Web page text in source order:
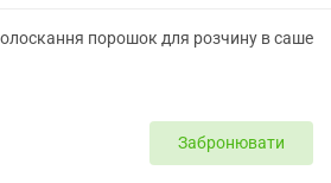
порошок для розчину в саше
Забронювати